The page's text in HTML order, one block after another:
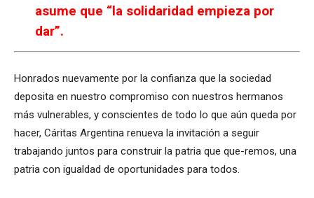
asume que “la solidaridad empieza por
dar”.
Honrados nuevamente por la confianza que la sociedad
deposita en nuestro compromiso con nuestros hermanos
más vulnerables, y conscientes de todo lo que aún queda por
hacer, Cáritas Argentina renueva la invitación a seguir
trabajando juntos para construir la patria que que-remos, una
patria con igualdad de oportunidades para todos.